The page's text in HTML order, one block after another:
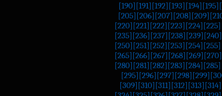
[190] [191] [192] [193] [194] [195]
[205] [206] [207] [208] [209]
[220] [221] [222] [223] [224] [225]
[235] [236] [237] [238] [239] [240]
[250] [251] [252] [253] [254] [255]
[265] [266] [267] [268] [269] [270]
[280] [281] [282] [283] [284] [285]
[295] [296] [297] [298] [299]
[309] [310] [311] [312] [313] [314]